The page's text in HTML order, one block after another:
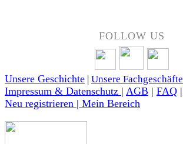
FOLLOW US
Unsere Geschichte Unsere Fachgeschäfte
Impressum & Datenschutz | AGB | FAQ |
Neu registrieren | Mein Bereich